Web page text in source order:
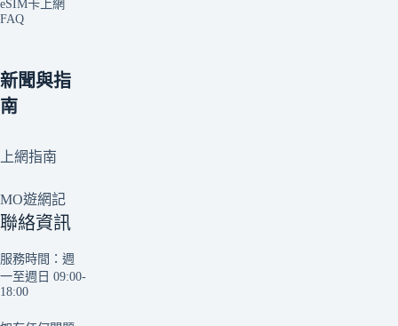
eSIM卡上網
FAQ
新聞與指
南
上網指南
MO遊網記
聯絡資訊
服務時間：週
一至週日 09:00-
18:00